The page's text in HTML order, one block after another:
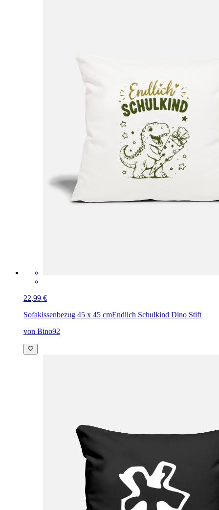
22,99 €
Sofakissenbezug 45 x 45 cmEndlich Schulkind Dino Stift
von Bino92